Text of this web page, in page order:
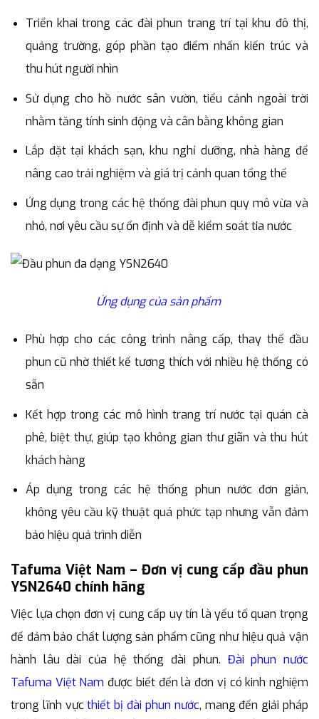
Triển khai trong các đài phun trang trí tại khu đô thị,
quảng trường, góp phần tạo điểm nhấn kiến trúc và
thu hút người nhìn
Sử dụng cho hồ nước sân vườn, tiểu cảnh ngoài trời
nhằm tăng tính sinh động và cân bằng không gian
Lắp đặt tại khách sạn, khu nghỉ dưỡng, nhà hàng để
nâng cao trải nghiệm và giá trị cảnh quan tổng thể
Ứng dụng trong các hệ thống đài phun quy mô vừa và
nhỏ, nơi yêu cầu sự ổn định và dễ kiểm soát tia nước
Ứng dụng của sản phẩm
Phù hợp cho các công trình nâng cấp, thay thế đầu
phun cũ nhờ thiết kế tương thích với nhiều hệ thống có
sẵn
Kết hợp trong các mô hình trang trí nước tại quán cà
phê, biệt thự, giúp tạo không gian thư giãn và thu hút
khách hàng
Áp dụng trong các hệ thống phun nước đơn giản,
không yêu cầu kỹ thuật quá phức tạp nhưng vẫn đảm
bảo hiệu quả trình diễn
Tafuma Việt Nam – Đơn vị cung cấp đầu phun
YSN2640 chính hãng
Việc lựa chọn đơn vị cung cấp uy tín là yếu tố quan trọng
để đảm bảo chất lượng sản phẩm cũng như hiệu quả vận
hành lâu dài của hệ thống đài phun. Đài phun nước
Tafuma Việt Nam được biết đến là đơn vị có kinh nghiệm
trong lĩnh vựcthiết bị đài phun nước, mang đến giải pháp